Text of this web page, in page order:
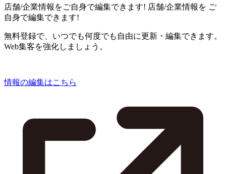
店舗/企業情報をご自身で編集できます! 店舗/企業情報を ご
自身で編集できます!
無料登録で、いつでも何度でも自由に更新・編集できます。
Web集客を強化しましょう。
情報の編集はこちら